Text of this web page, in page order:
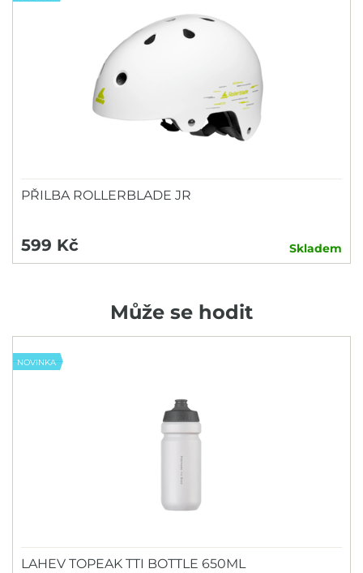
PŘILBA ROLLERBLADE JR
599 Kč Skladem
Může se hodit
NOVINKA
LAHEV TOPEAK TTI BOTTLE 650ML